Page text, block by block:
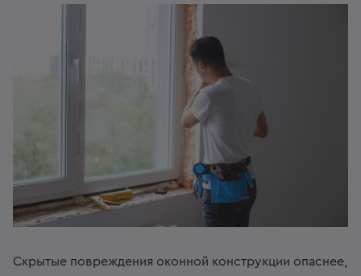
Скрытые повреждения оконной конструкции опаснее,